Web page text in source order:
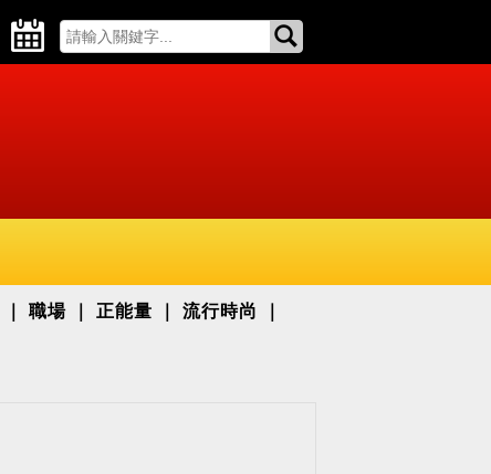
職場 正能量 流行時尚